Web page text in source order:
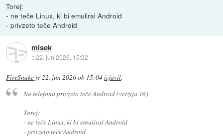
Torej:
- ne teče Linux, ki bi emuliral Android
- privzeto teče Android
misek
::22. jun 2026, 15:32
FireSnake je22. jun 2026 ob 15:04izjavil:
Na telefonu privzeto teče Android (verzija 16).
Torej:
- ne teče Linux, ki bi emuliral Android
- privzeto teče Android